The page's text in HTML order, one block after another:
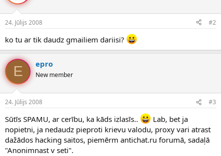
24. Jūlijs 2008 #2
ko tu ar tik daudz gmailiem dariisi?
E epro
New member
24. Jūlijs 2008 #3
Sūtīs SPAMU, ar cerību, ka kāds izlasīs..
Lab, bet ja
nopietni, ja nedaudz pieproti krievu valodu, proxy vari atrast
dažādos hacking saitos, piemērm antichat.ru forumā, sadaļā
"Anonimnast v seti".